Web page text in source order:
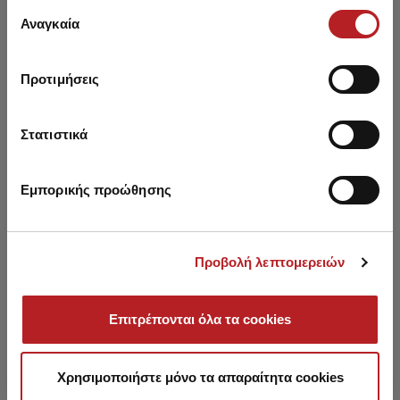
των υπηρεσιών τους.
συγκατάθεσης
Αναγκαία
Προτιμήσεις
Στατιστικά
Εμπορικής προώθησης
Προβολή λεπτομερειών
Επιτρέπονται όλα τα cookies
Χρησιμοποιήστε μόνο τα απαραίτητα cookies